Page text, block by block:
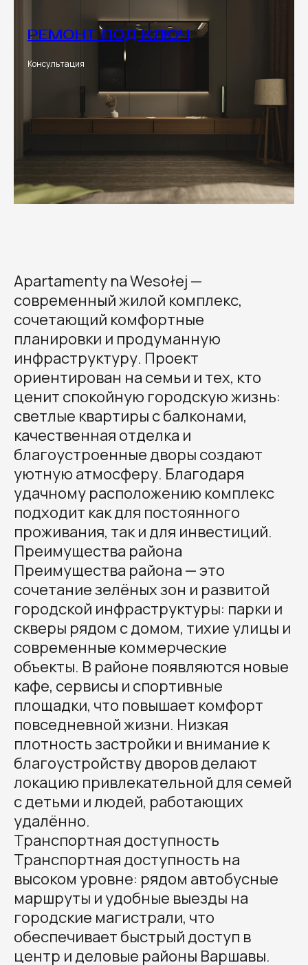
РЕМОНТ ПОД КЛЮЧ
Консультация
Apartamenty na Wesołej —
современный жилой комплекс,
сочетающий комфортные
планировки и продуманную
инфраструктуру. Проект
ориентирован на семьи и тех, кто
ценит спокойную городскую жизнь:
светлые квартиры с балконами,
качественная отделка и
благоустроенные дворы создают
уютную атмосферу. Благодаря
удачному расположению комплекс
подходит как для постоянного
проживания, так и для инвестиций.
Преимущества района
Преимущества района — это
сочетание зелёных зон и развитой
городской инфраструктуры: парки и
скверы рядом с домом, тихие улицы и
современные коммерческие
объекты. В районе появляются новые
кафе, сервисы и спортивные
площадки, что повышает комфорт
повседневной жизни. Низкая
плотность застройки и внимание к
благоустройству дворов делают
локацию привлекательной для семей
с детьми и людей, работающих
удалённо.
Транспортная доступность
Транспортная доступность на
высоком уровне: рядом автобусные
маршруты и удобные выезды на
городские магистрали, что
обеспечивает быстрый доступ в
центр и деловые районы Варшавы.